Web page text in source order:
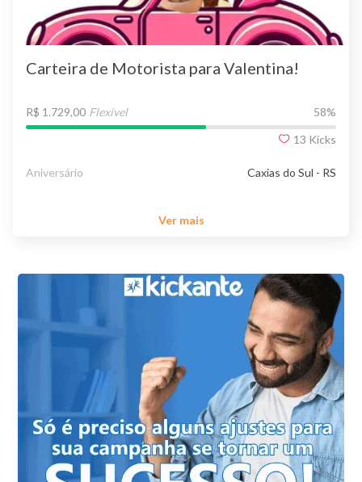
Carteira de Motorista para Valentina!
R$ 1.729,00 Flexível 58%
13 Kicks
Aniversário Caxias do Sul - RS
Ver mais